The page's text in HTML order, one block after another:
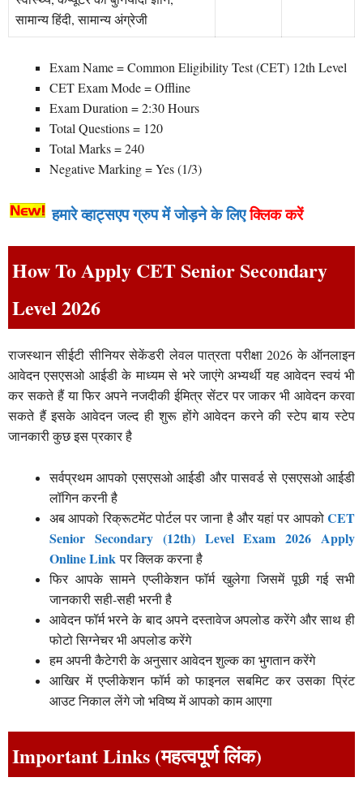
सामान्य हिंदी, सामान्य अंग्रेजी
Exam Name = Common Eligibility Test (CET) 12th Level
CET Exam Mode = Offline
Exam Duration = 2:30 Hours
Total Questions = 120
Total Marks = 240
Negative Marking = Yes (1/3)
हमारे व्हाट्सएप ग्रुप में जोड़ने के लिएक्लिक करें
How To Apply CET Senior Secondary
Level 2026
राजस्थान सीईटी सीनियर सेकेंडरी लेवल पात्रता परीक्षा 2026 के ऑनलाइन
आवेदन एसएसओ आईडी के माध्यम से भरे जाएंगे अभ्यर्थी यह आवेदन स्वयं भी
कर सकते हैं या फिर अपने नजदीकी ईमित्र सेंटर पर जाकर भी आवेदन करवा
सकते हैं इसके आवेदन जल्द ही शुरू होंगे आवेदन करने की स्टेप बाय स्टेप
जानकारी कुछ इस प्रकार है
सर्वप्रथम आपको एसएसओ आईडी और पासवर्ड से एसएसओ आईडी
लॉगिन करनी है
अब आपको रिक्रूटमेंट पोर्टल पर जाना है और यहां पर आपकोCET
Senior Secondary (12th) Level Exam 2026 Apply
Online Linkपर क्लिक करना है
फिर आपके सामने एप्लीकेशन फॉर्म खुलेगा जिसमें पूछी गई सभी
जानकारी सही-सही भरनी है
आवेदन फॉर्म भरने के बाद अपने दस्तावेज अपलोड करेंगे और साथ ही
फोटो सिग्नेचर भी अपलोड करेंगे
हम अपनी कैटेगरी के अनुसार आवेदन शुल्क का भुगतान करेंगे
आखिर में एप्लीकेशन फॉर्म को फाइनल सबमिट कर उसका प्रिंट
आउट निकाल लेंगे जो भविष्य में आपको काम आएगा
Important Links (महत्वपूर्ण लिंक)